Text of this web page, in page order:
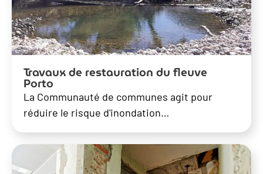
Travaux de restauration du fleuve
Porto
La Communauté de communes agit pour
réduire le risque d'inondation…